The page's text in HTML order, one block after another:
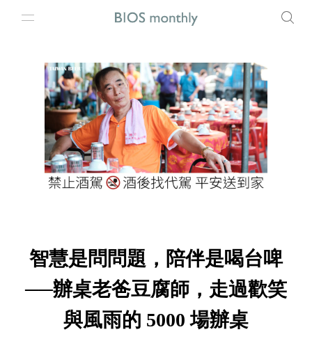
智慧是問問題，陪伴是喝台啤
──辦桌老爸豆腐師，走過歡笑
與風雨的 5000 場辦桌